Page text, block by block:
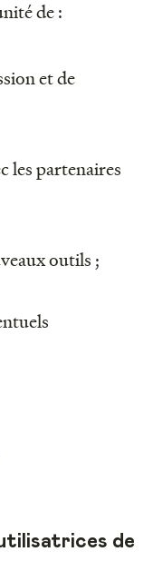
de :
et de
les partenaires
outils ;
de